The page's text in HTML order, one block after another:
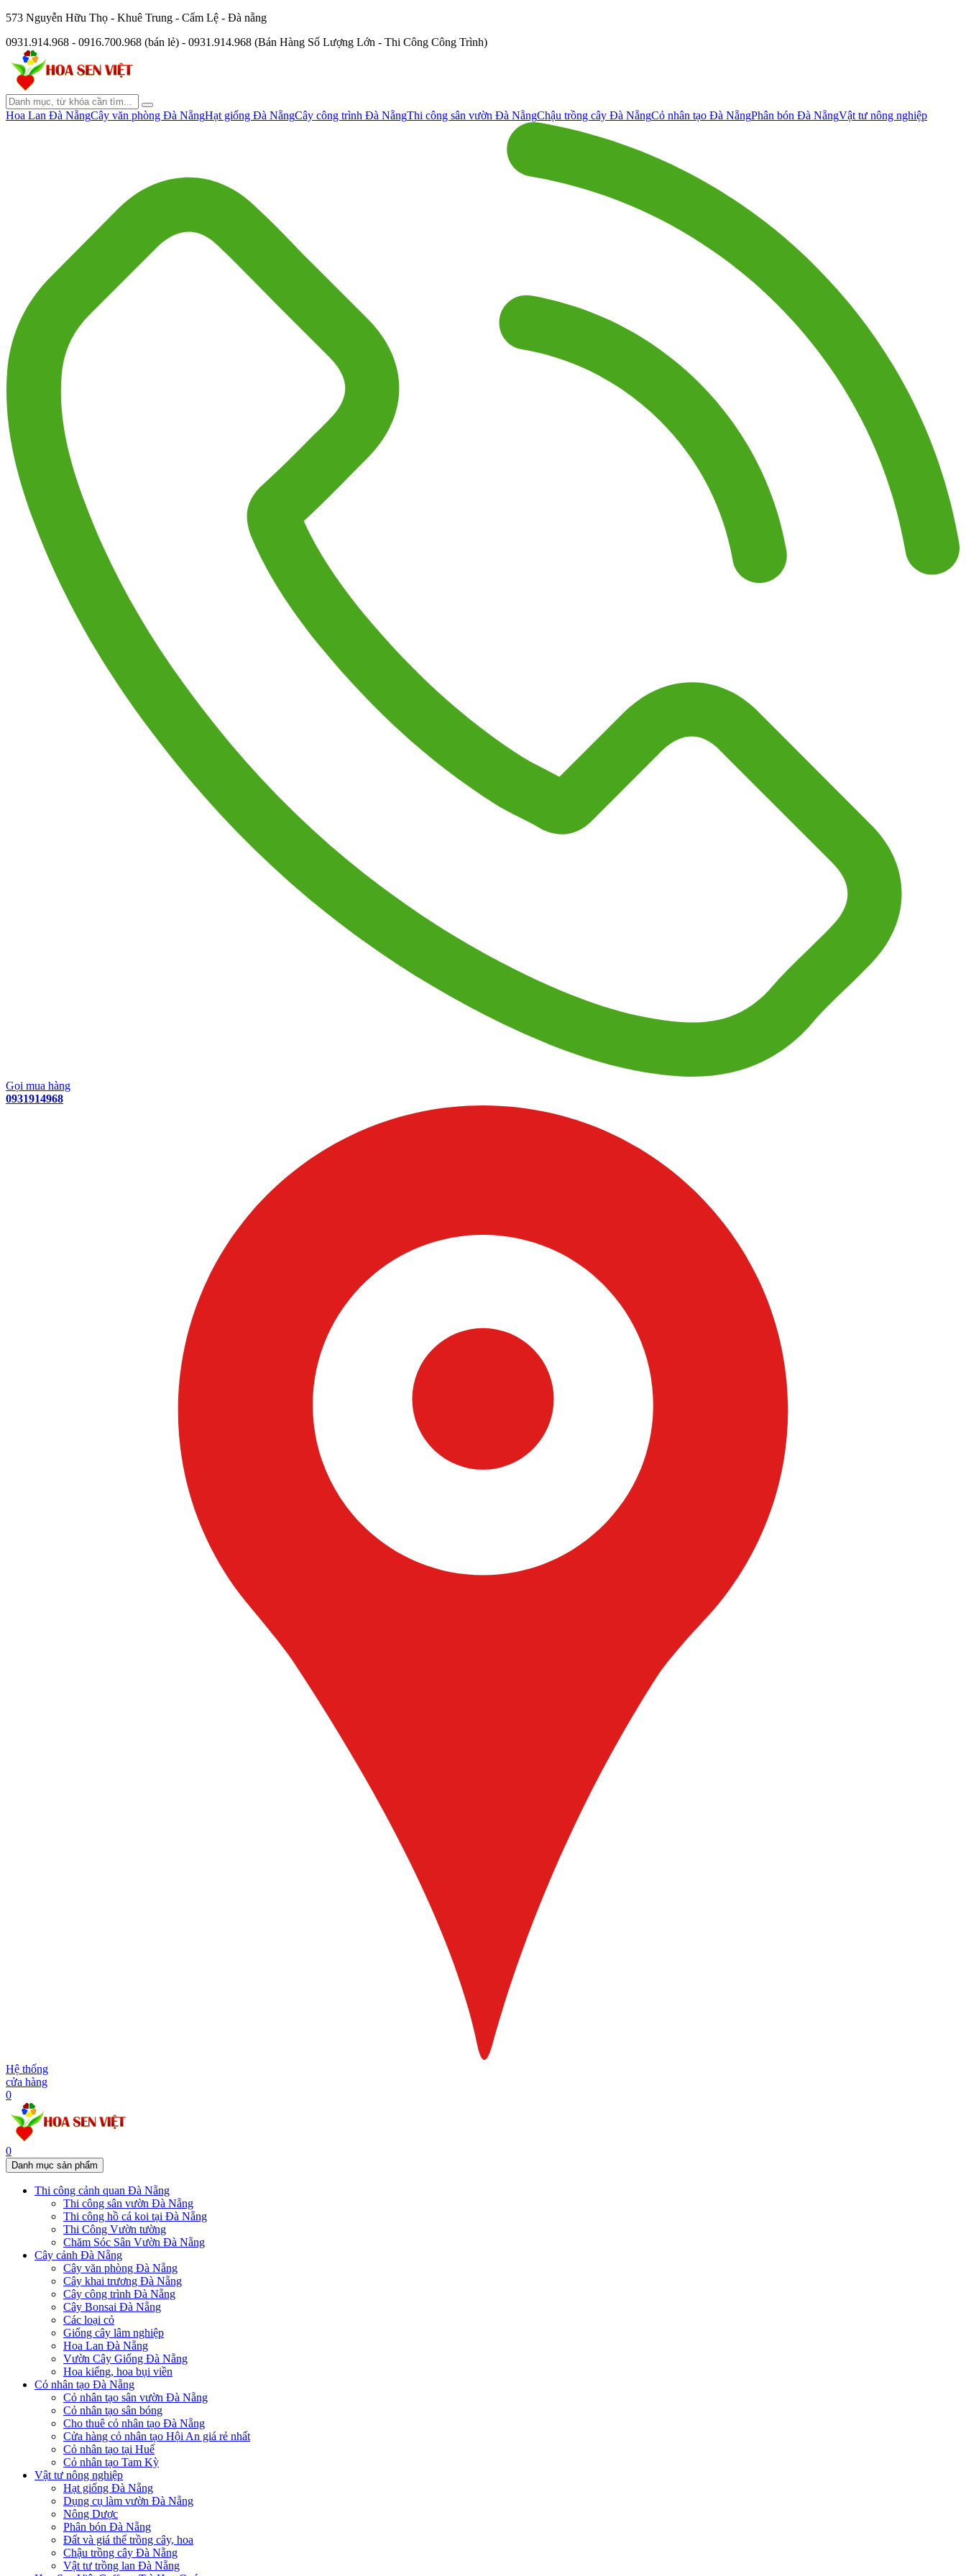
573 Nguyễn Hữu Thọ - Khuê Trung - Cẩm Lệ - Đà nẵng
0931.914.968 - 0916.700.968 (bán lẻ) - 0931.914.968 (Bán Hàng Số Lượng Lớn - Thi Công Công Trình)
Hoa Lan Đà NẵngCây văn phòng Đà NẵngHạt giống Đà NẵngCây công trình Đà NẵngThi công sân vườn Đà NẵngChậu trồng cây Đà NẵngCỏ nhân tạo Đà NẵngPhân bón Đà NẵngVật tư nông nghiệp
Gọi mua hàng
0931914968
Hệ thống
cửa hàng
0
0
Danh mục sản phẩm
Thi công cảnh quan Đà Nẵng
Thi công sân vườn Đà Nẵng
Thi công hồ cá koi tại Đà Nẵng
Thi Công Vườn tường
Chăm Sóc Sân Vườn Đà Nẵng
Cây cảnh Đà Nẵng
Cây văn phòng Đà Nẵng
Cây khai trương Đà Nẵng
Cây công trình Đà Nẵng
Cây Bonsai Đà Nẵng
Các loại cỏ
Giống cây lâm nghiệp
Hoa Lan Đà Nẵng
Vườn Cây Giống Đà Nẵng
Hoa kiểng, hoa bụi viền
Cỏ nhân tạo Đà Nẵng
Cỏ nhân tạo sân vườn Đà Nẵng
Cỏ nhân tạo sân bóng
Cho thuê cỏ nhân tạo Đà Nẵng
Cửa hàng cỏ nhân tạo Hội An giá rẻ nhất
Cỏ nhân tạo tại Huế
Cỏ nhân tạo Tam Kỳ
Vật tư nông nghiệp
Hạt giống Đà Nẵng
Dụng cụ làm vườn Đà Nẵng
Nông Dược
Phân bón Đà Nẵng
Đất và giá thể trồng cây, hoa
Chậu trồng cây Đà Nẵng
Vật tư trồng lan Đà Nẵng